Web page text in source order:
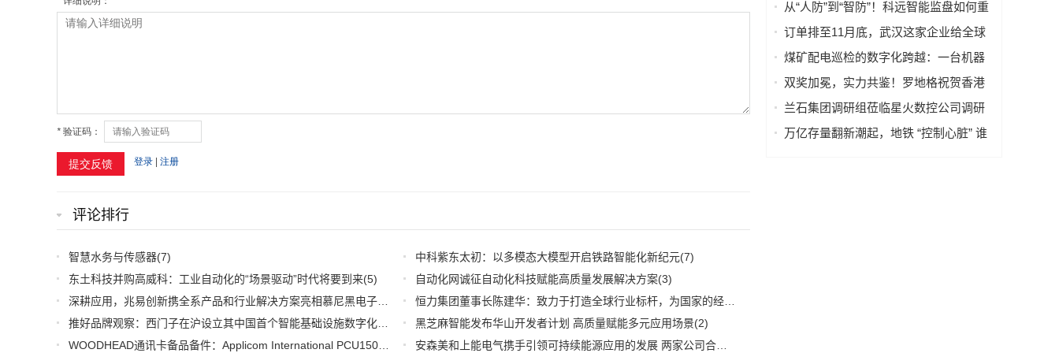
评论排行
智慧水务与传感器(7) 中科紫东太初：以多模态大模型开启铁路智能化新纪元(7)
东土科技并购高威科：工业自动化的“场景驱动”时代将要到来(5) 自动化网诚征自动化科技赋能高质量发展解决方案(3)
恒力集团董事长陈建华：致力于打造全球行业标杆，为国家的经济高质量发展贡献更大力量|上海电气集团党委书记、董事长吴磊来访
(2)
黑芝麻智能发布华山开发者计划 高质量赋能多元应用场景(2)
(2) 安森美和上能电气携手引领可持续能源应用的发展 两家公司合作开发高性能储能和太阳能组串式逆变器方案 以实现可持续的未来
从“人防”到“智防”！科远智能监盘如何重
塑火电运行新范式
订单排至11月底，武汉这家企业给全球
40多国电力设备做“CT”
煤矿配电巡检的数字化跨越：一台机器
人如何改变“抄表”这件小事
双奖加冕，实力共鉴！罗地格祝贺香港
国际机场2026持续斩获行业大奖
兰石集团调研组莅临星火数控公司调研
指导数智化转型工作
万亿存量翻新潮起，地铁 “控制心脏” 谁